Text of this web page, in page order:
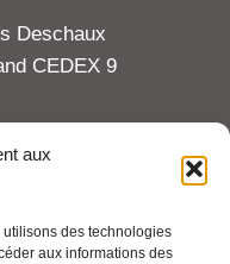
aux
des technologies
aux informations des
Deschaux
CEDEX 9
81